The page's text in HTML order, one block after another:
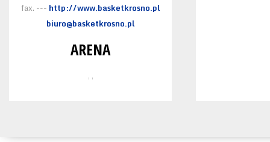
fax. --- http://www.basketkrosno.pl
biuro@basketkrosno.pl
ARENA
, ,